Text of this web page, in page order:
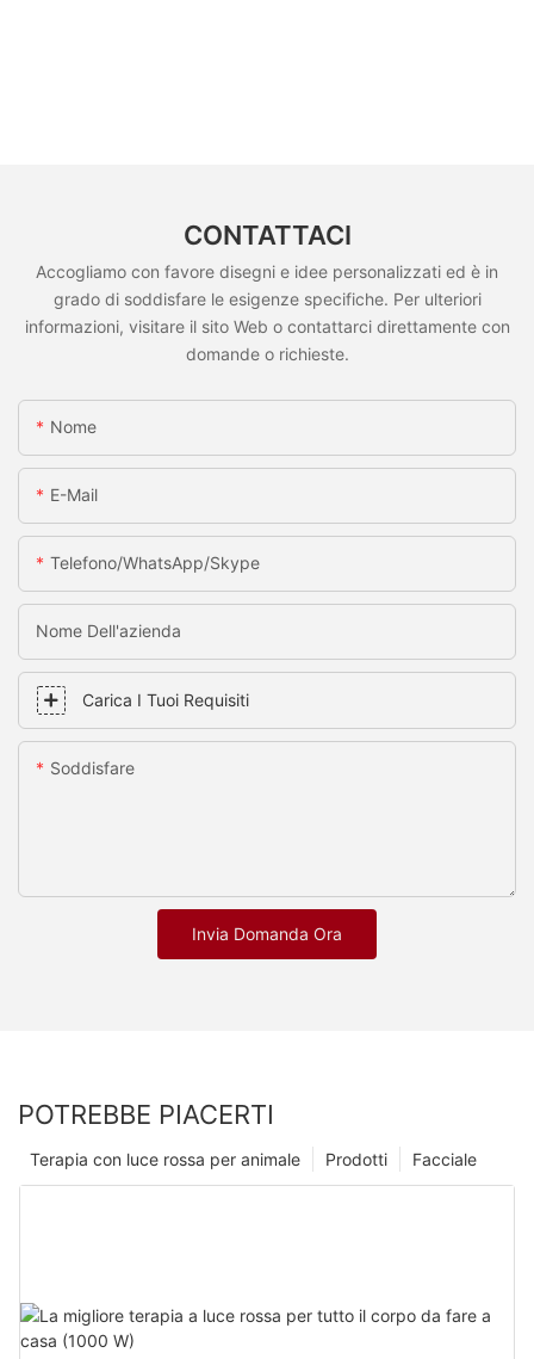
CONTATTACI
Accogliamo con favore disegni e idee personalizzati ed è in
grado di soddisfare le esigenze specifiche. Per ulteriori
informazioni, visitare il sito Web o contattarci direttamente con
domande o richieste.
Nome
E-Mail
Telefono/whatsApp/skype
Nome Dell'azienda
Carica I Tuoi Requisiti
Soddisfare
Invia Domanda Ora
POTREBBE PIACERTI
Facciale
Prodotti
Terapia con luce rossa per animale